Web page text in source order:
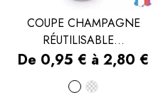
COUPE CHAMPAGNE
RÉUTILISABLE...
Prix
De 0,95 € à 2,80 €
BlancTransparent